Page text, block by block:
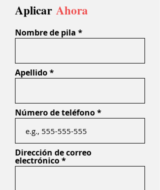
Aplicar Ahora
Nombre de pila
Apellido
Número de teléfono
Dirección de correo
electrónico